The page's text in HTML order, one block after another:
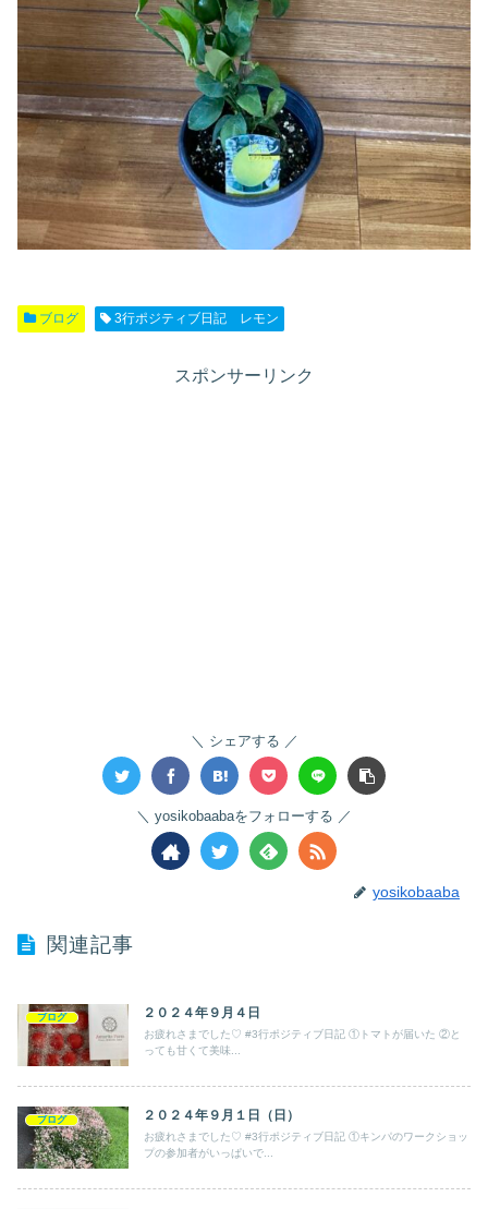
ブログ 3行ポジティブ日記 レモン
スポンサーリンク
シェアする
yosikobaabaをフォローする
yosikobaaba
関連記事
ブログ ２０２４年９月４日
お疲れさまでした♡ #3行ポジティブ日記 ①トマトが届いた ②と
っても甘くて美味...
ブログ ２０２４年９月１日（日）
お疲れさまでした♡ #3行ポジティブ日記 ①キンパのワークショッ
プの参加者がいっぱいで...